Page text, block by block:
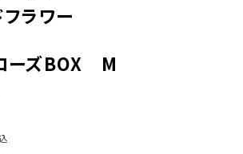
ラワー
ーズBOX M